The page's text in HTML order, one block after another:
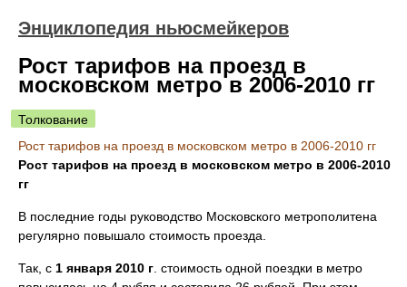
Энциклопедия ньюсмейкеров
Рост тарифов на проезд в
московском метро в 2006-2010 гг
Толкование
Рост тарифов на проезд в московском метро в 2006-2010 гг
Рост тарифов на проезд в московском метро в 2006-2010
гг
В последние годы руководство Московского метрополитена
регулярно повышало стоимость проезда.
Так, с 1 января 2010 г . стоимость одной поездки в метро